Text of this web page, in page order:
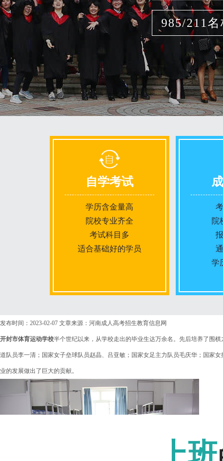
985/211名
自学考试
学历含金量高
院校专业齐全
考试科目多
适合基础好的学员
报名条件
考试时间
院
学
发布时间：2023-02-07 文章来源：河南成人高考招生教育信息网
开封市体育运动学校半个世纪以来，从学校走出的毕业生达万余名。先后培养了围
道队员李一清；国家女子垒球队员赵晶、吕亚敏；国家女足主力队员毛庆华；国家
业的发展做出了巨大的贡献。